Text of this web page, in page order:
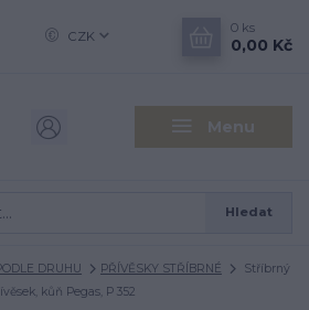
Menu
CZK
Hledat
0 ks
0,00 Kč
DRUHU PŘÍVĚSKY STŘÍBRNÉ
Stříbrný
kůň Pegas, P 352